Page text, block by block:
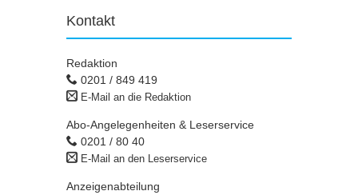
Kontakt
Redaktion
0201 / 849 419
E-Mail an die Redaktion
Abo-Angelegenheiten & Leserservice
0201 / 80 40
E-Mail an den Leserservice
Anzeigenabteilung